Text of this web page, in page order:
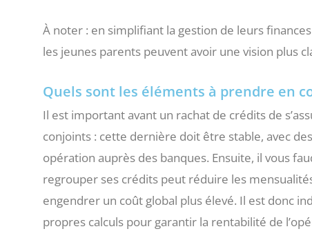
À noter : en simplifiant la gestion de leurs
les jeunes parents peuvent avoir une vision plus
Quels sont les éléments à prendre en
Il est important avant un rachat de crédits de
conjoints : cette dernière doit être stable, avec
opération auprès des banques. Ensuite, il vous
regrouper ses crédits peut réduire les
engendrer un coût global plus élevé. Il est donc
propres calculs pour garantir la rentabilité de